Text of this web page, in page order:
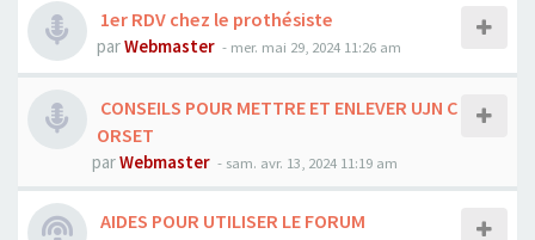
1er RDV chez le prothésiste
parWebmaster - mer. mai 29, 2024 11:26 am
CONSEILS POUR METTRE ET ENLEVER UJN C
ORSET
parWebmaster - sam. avr. 13, 2024 11:19 am
AIDES POUR UTILISER LE FORUM